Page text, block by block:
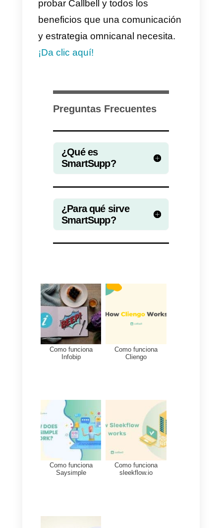
permiten que la empresa se
comunique con los clientes que
visitan su sitio web en tiempo
conversaciones quedan en el
y la empresa únicamente
consigue el correo de las
personas con las que se
comunican.
Como sabemos, los correos no
son un gran canal de
comunicación actualmente y lo
sociales o apps de mensajería
para obtener una respuesta
rápida y una tasa de apertura
más alta. Lamentablemente, las
live chat no cuentan con este tipo
solo a gestionar conversaciones
con visitantes de los sitios web
tiempo real y como comentamos
anteriormente, muchas
Es precisamente por esta razón